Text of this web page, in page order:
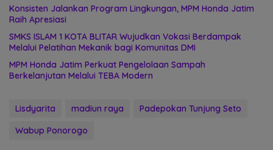
Konsisten Jalankan Program Lingkungan, MPM Honda Jatim
Raih Apresiasi
SMKS ISLAM 1 KOTA BLITAR Wujudkan Vokasi Berdampak
Melalui Pelatihan Mekanik bagi Komunitas DMI
MPM Honda Jatim Perkuat Pengelolaan Sampah
Berkelanjutan Melalui TEBA Modern
Lisdyarita madiun raya
Padepokan Tunjung Seto
Wabup Ponorogo